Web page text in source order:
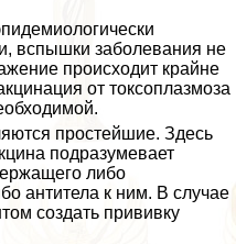
вспышки заболевания не
происходит крайне
от токсоплазмоза
простейшие. Здесь
подразумевает
либо
антитела к ним. В случае
создать прививку